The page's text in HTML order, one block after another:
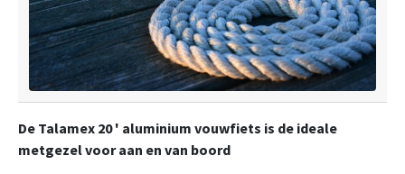
De Talamex 20 ' aluminium vouwfiets is de ideale
metgezel voor aan en van boord